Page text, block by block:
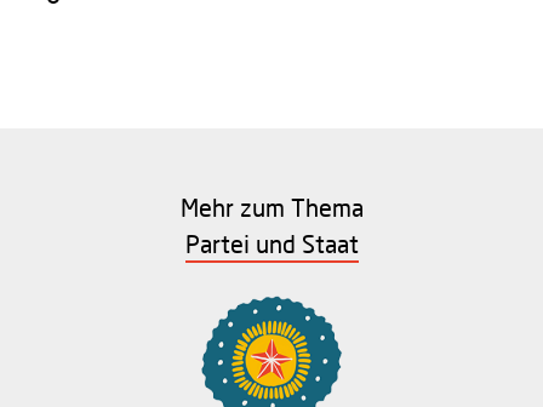
Mehr zum Thema
Partei und Staat